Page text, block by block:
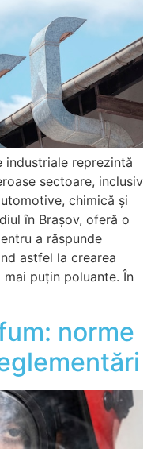
industriale reprezintă
sectoare, inclusiv
chimică și
în Brașov, oferă o
a răspunde
astfel la crearea
puțin poluante. În
norme